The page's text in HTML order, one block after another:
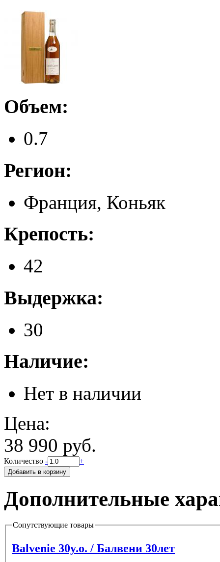
Объем:
0.7
Регион:
Франция, Коньяк
Крепость:
42
Выдержка:
30
Наличие:
Нет в наличии
Цена:
38 990 руб.
Количество - +
Дополнительные
Сопутствующие товары
Balvenie 30y.o. / Балвени 30лет